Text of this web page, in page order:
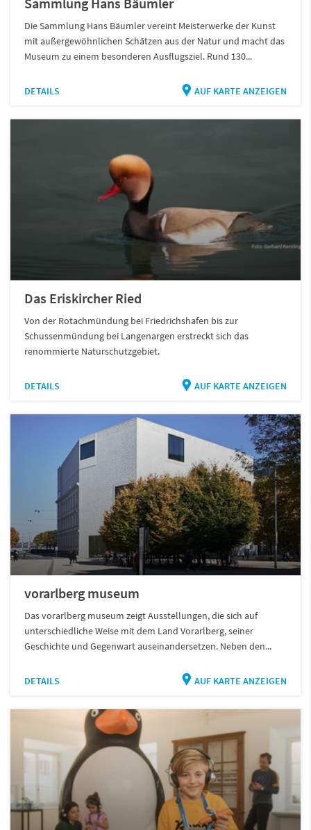
Die Sammlung Hans Bäumler vereint Meisterwerke der Kunst
mit außergewöhnlichen Schätzen aus der Natur und macht das
Museum zu einem besonderen Ausflugsziel. Rund 130...
DETAILS AUF KARTE ANZEIGEN
Das Eriskircher Ried
Von der Rotachmündung bei Friedrichshafen bis zur
Schussenmündung bei Langenargen erstreckt sich das
renommierte Naturschutzgebiet.
DETAILS AUF KARTE ANZEIGEN
vorarlberg museum
Das vorarlberg museum zeigt Ausstellungen, die sich auf
unterschiedliche Weise mit dem Land Vorarlberg, seiner
Geschichte und Gegenwart auseinandersetzen. Neben den...
DETAILS AUF KARTE ANZEIGEN